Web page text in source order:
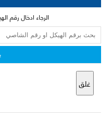
الرجاء ادخال رقم
غلق